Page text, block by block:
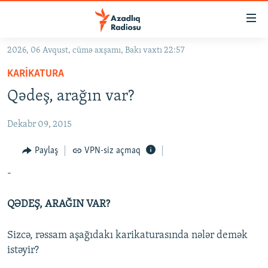
Əsas
qayıt
Əsas
naviqasiyaya
qayıt
GÜNDƏM
#İZAHLA
KORRUPSIOMETR
#ƏSLINDƏ
FƏRQƏ BAX
VIDEO
FOTOQALEREYA
RADIO ARXIV
OXU ZALI
HAQQIMIZDA
2026, 06 Avqust, cümə axşamı, Bakı vaxtı 22:57
KARIKATURA
Qədeş, arağın var?
Dekabr 09, 2015
Paylaş VPN-siz açmaq
-
QƏDEŞ, ARAĞIN VAR?
Sizcə, rəssam aşağıdakı karikaturasında nələr demək
istəyir?